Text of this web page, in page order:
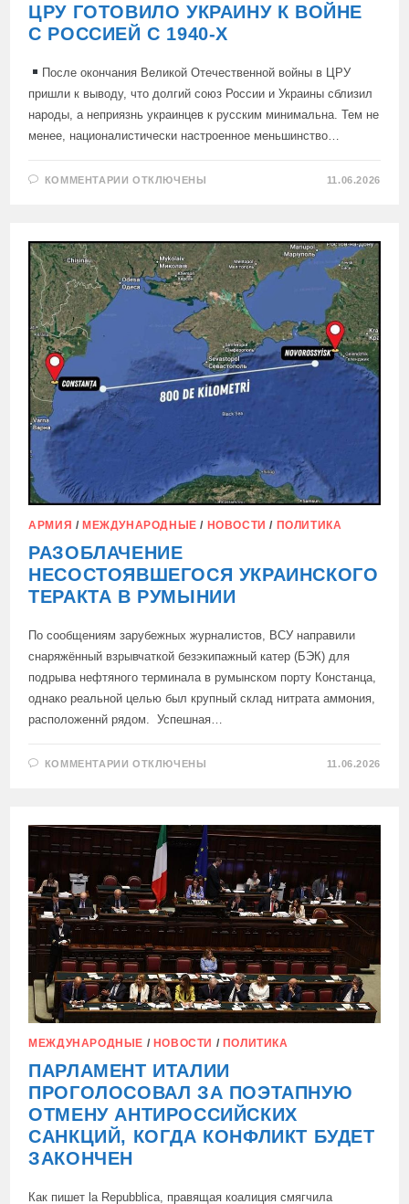
ЦРУ ГОТОВИЛО УКРАИНУ К ВОЙНЕ
С РОССИЕЙ С 1940-Х
После окончания Великой Отечественной войны в ЦРУ
пришли к выводу, что долгий союз России и Украины сблизил
народы, а неприязнь украинцев к русским минимальна. Тем не
менее, националистически настроенное меньшинство…
КОММЕНТАРИИ К
К
ВОЙНЕ
С
РОССИЕЙ
С
1940-
ОТКЛЮЧЕНЫ 11.06.2026
АРМИЯ /МЕЖДУНАРОДНЫЕ / НОВОСТИ / ПОЛИТИКА
РАЗОБЛАЧЕНИЕ
НЕСОСТОЯВШЕГОСЯ УКРАИНСКОГО
ТЕРАКТА В РУМЫНИИ
По сообщениям зарубежных журналистов, ВСУ направили
снаряжённый взрывчаткой безэкипажный катер (БЭК) для
подрыва нефтяного терминала в румынском порту Констанца,
однако реальной целью был крупный склад нитрата аммония,
расположеннй рядом. Успешная…
КОММЕНТАРИИ К
ТЕРАКТА
В
РУМЫНИИ
ОТКЛЮЧЕНЫ 11.06.2026
МЕЖДУНАРОДНЫЕ / НОВОСТИ / ПОЛИТИКА
ПАРЛАМЕНТ ИТАЛИИ
ПРОГОЛОСОВАЛ ЗА ПОЭТАПНУЮ
ОТМЕНУ АНТИРОССИЙСКИХ
САНКЦИЙ, КОГДА КОНФЛИКТ БУДЕТ
ЗАКОНЧЕН
Как пишет la Repubblica, правящая коалиция смягчила